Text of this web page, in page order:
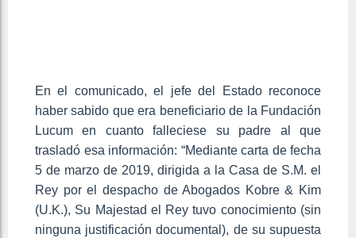
En el comunicado, el jefe del Estado reconoce
haber sabido que era beneficiario de la Fundación
Lucum en cuanto falleciese su padre al que
trasladó esa información: “Mediante carta de fecha
5 de marzo de 2019, dirigida a la Casa de S.M. el
Rey por el despacho de Abogados Kobre & Kim
(U.K.), Su Majestad el Rey tuvo conocimiento (sin
ninguna justificación documental), de su supuesta